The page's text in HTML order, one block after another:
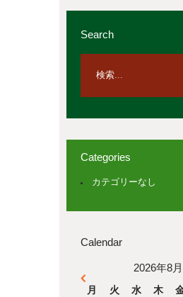
Search
Categories
カテゴリーなし
Calendar
2026年8月
月 火 水 木
« 4月